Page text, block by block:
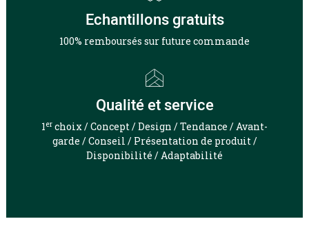
Echantillons gratuits
100% remboursés sur future commande
Qualité et service
1er choix / Concept / Design / Tendance / Avant-
garde / Conseil / Présentation de produit /
Disponibilité / Adaptabilité